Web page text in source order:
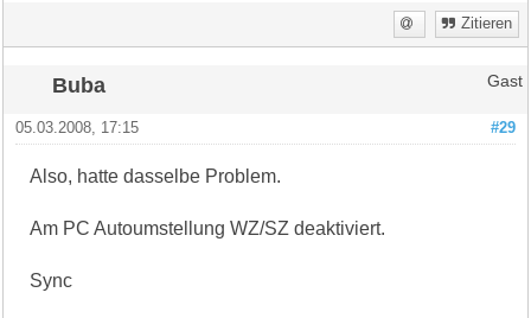
Zitieren
Buba Gast
#29
05.03.2008, 17:15
Also, hatte dasselbe Problem.
Am PC Autoumstellung WZ/SZ deaktiviert.
Sync